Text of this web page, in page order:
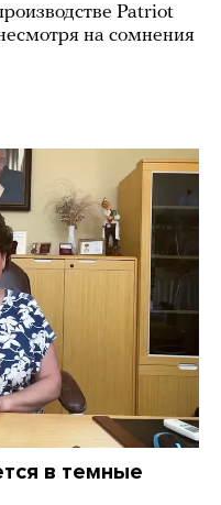
Patriot
на сомнения
в темные